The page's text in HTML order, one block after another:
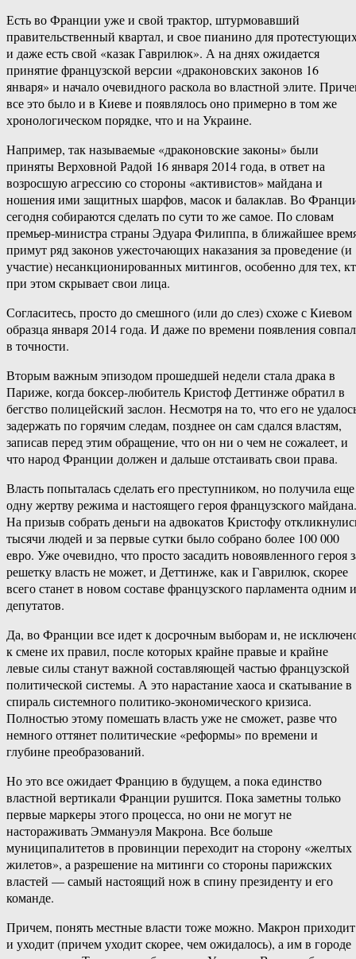
Есть во Франции уже и свой трактор, штурмовавший
правительственный квартал, и свое пианино для
и даже есть свой «казак Гаврилюк». А на днях ожидается
принятие французской версии «драконовских законов 16
января» и начало очевидного раскола во властной элите.
все это было и в Киеве и появлялось оно примерно в том же
хронологическом порядке, что и на Украине.
Например, так называемые «драконовские законы» были
приняты Верховной Радой 16 января 2014 года, в ответ на
возросшую агрессию со стороны «активистов» майдана и
ношения ими защитных шарфов, масок и балаклав. Во
сегодня собираются сделать по сути то же самое. По словам
премьер-министра страны Эдуара Филиппа, в ближайшее
примут ряд законов ужесточающих наказания за проведение (и
участие) несанкционированных митингов, особенно для тех,
при этом скрывает свои лица.
Согласитесь, просто до смешного (или до слез) схоже с Киевом
образца января 2014 года. И даже по времени появления
в точности.
Вторым важным эпизодом прошедшей недели стала драка в
Париже, когда боксер-любитель Кристоф Деттинже обратил в
бегство полицейский заслон. Несмотря на то, что его не
задержать по горячим следам, позднее он сам сдался властям,
записав перед этим обращение, что он ни о чем не сожалеет, и
что народ Франции должен и дальше отстаивать свои права.
Власть попыталась сделать его преступником, но получила еще
одну жертву режима и настоящего героя французского майдана.
На призыв собрать деньги на адвокатов Кристофу
тысячи людей и за первые сутки было собрано более 100 000
евро. Уже очевидно, что просто засадить новоявленного героя
решетку власть не может, и Деттинже, как и Гаврилюк, скорее
всего станет в новом составе французского парламента одним
депутатов.
Да, во Франции все идет к досрочным выборам и, не
к смене их правил, после которых крайне правые и крайне
левые силы станут важной составляющей частью французской
политической системы. А это нарастание хаоса и скатывание в
спираль системного политико-экономического кризиса.
Полностью этому помешать власть уже не сможет, разве что
немного оттянет политические «реформы» по времени и
глубине преобразований.
Но это все ожидает Францию в будущем, а пока единство
властной вертикали Франции рушится. Пока заметны только
первые маркеры этого процесса, но они не могут не
настораживать Эммануэля Макрона. Все больше
муниципалитетов в провинции переходит на сторону «желтых
жилетов», а разрешение на митинги со стороны парижских
властей — самый настоящий нож в спину президенту и его
команде.
Причем, понять местные власти тоже можно. Макрон приходит
и уходит (причем уходит скорее, чем ожидалось), а им в городе